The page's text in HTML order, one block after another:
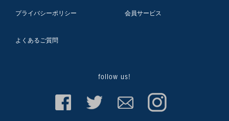
プライバシーポリシー 会員サービス
よくあるご質問
follow us!